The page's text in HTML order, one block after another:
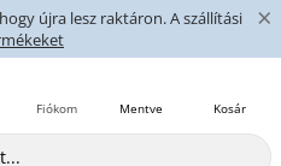
újra lesz raktáron. A szállítási
×
Kosár
Mentve
Fiókom